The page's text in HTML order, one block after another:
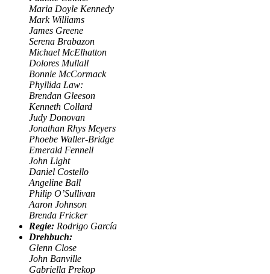
Maria Doyle Kennedy
Mark Williams
James Greene
Serena Brabazon
Michael McElhatton
Dolores Mullall
Bonnie McCormack
Phyllida Law:
Brendan Gleeson
Kenneth Collard
Judy Donovan
Jonathan Rhys Meyers
Phoebe Waller-Bridge
Emerald Fennell
John Light
Daniel Costello
Angeline Ball
Philip O’Sullivan
Aaron Johnson
Brenda Fricker
Regie: Rodrigo García
Drehbuch:
Glenn Close
John Banville
Gabriella Prekop